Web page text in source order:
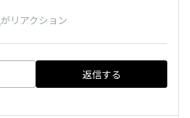
がリアクション
返信する